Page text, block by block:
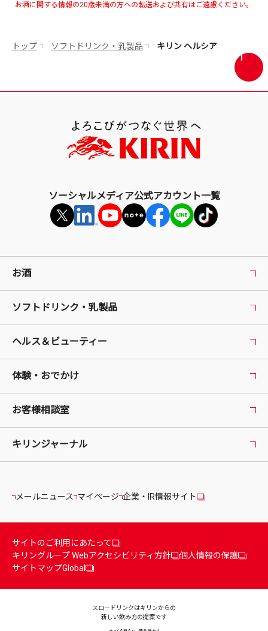
お酒に関する情報の20歳未満の方への転送および共有はご遠慮ください。
トップ ソフトドリンク・乳製品
キリン ヘルシア
画
面
ソーシャルメディア公式アカウント一覧
お酒
ソフトドリンク・乳製品
ヘルス＆ビューティー
体験・おでかけ
お客様相談室
キリンジャーナル
メールニュース マイページ 企業・IR情報サイト
サイトのご利用にあたって
キリングループ Webアクセシビリティ方針
個人情報の保護
サイトマップGlobal
スロードリンクはキリンからの
新しい飲み方の提案です